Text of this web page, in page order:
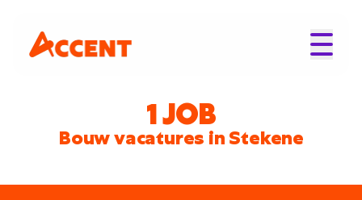
1 JOB
Bouw vacatures in Stekene